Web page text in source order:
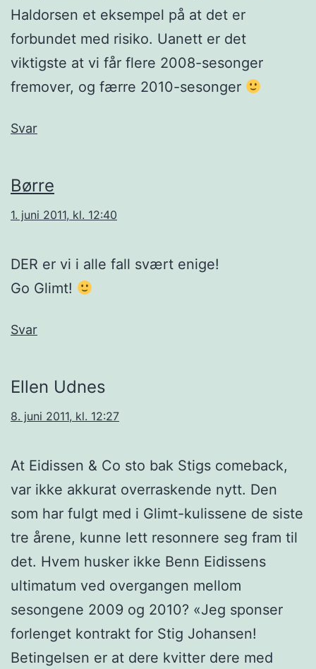
Haldorsen et eksempel på at det er
forbundet med risiko. Uanett er det
viktigste at vi får flere 2008-sesonger
fremover, og færre 2010-sesonger
Svar
Børre
1. juni 2011, kl. 12:40
DER er vi i alle fall svært enige!
Go Glimt!
Svar
Ellen Udnes
8. juni 2011, kl. 12:27
At Eidissen & Co sto bak Stigs comeback,
var ikke akkurat overraskende nytt. Den
som har fulgt med i Glimt-kulissene de siste
tre årene, kunne lett resonnere seg fram til
det. Hvem husker ikke Benn Eidissens
ultimatum ved overgangen mellom
sesongene 2009 og 2010? «Jeg sponser
forlenget kontrakt for Stig Johansen!
Betingelsen er at dere kvitter dere med